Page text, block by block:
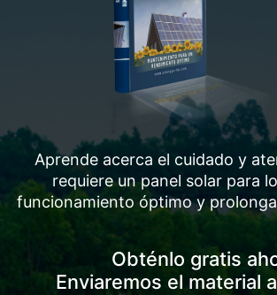
Aprende acerca el cuidado y
requiere un panel solar para
funcionamiento óptimo y
Obténlo gratis
Enviaremos el material